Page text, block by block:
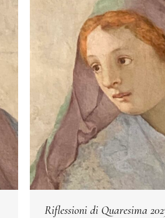
Riflessioni di Quaresima